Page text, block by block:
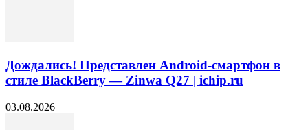
Дождались! Представлен Android-смартфон в
стиле BlackBerry — Zinwa Q27 | ichip.ru
03.08.2026